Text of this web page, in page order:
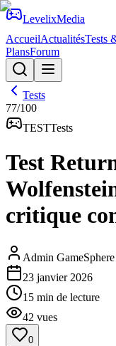
LevelixMedia
AccueilActualitésTests
PlansForum
Tests
77/100
TESTTests
Test
critique
Admin GameSphere
23 janvier 2026
15 min de lecture
42 vues
0